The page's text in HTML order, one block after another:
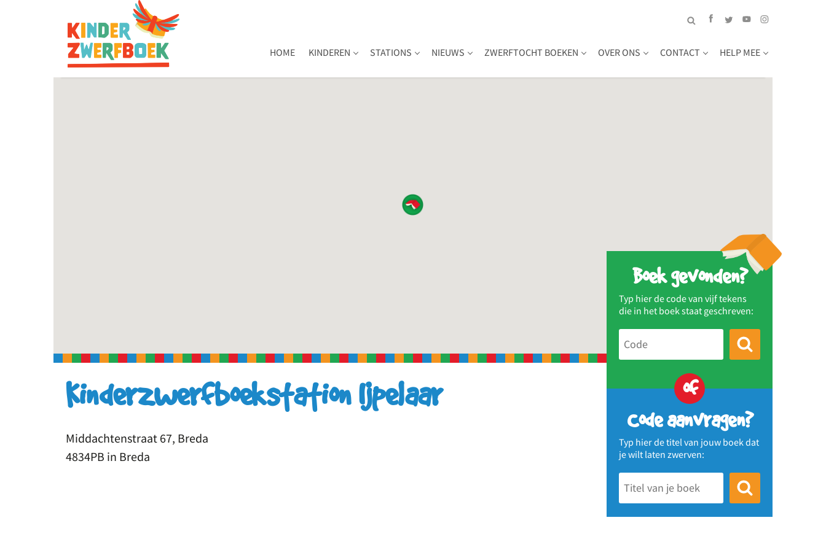
HOME KINDEREN STATIONS NIEUWS ZWERFTOCHT BOEKEN OVER ONS CONTACT HELP MEE
Boek gevonden?
Typ hier de code van vijf tekens
die in het boek staat geschreven:
of
Code aanvragen?
Typ hier de titel van jouw boek dat
je wilt laten zwerven:
Kinderzwerfboekstation Ijpelaar
Middachtenstraat 67, Breda
4834PB in Breda